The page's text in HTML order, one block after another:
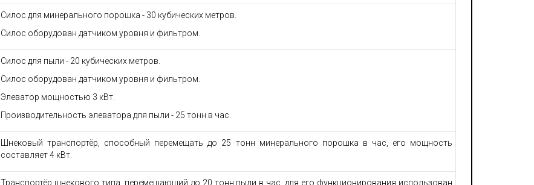
Силос для минерального порошка - 30 кубических метров.
Силос оборудован датчиком уровня и фильтром.
Силос для пыли - 20 кубических метров.
Силос оборудован датчиком уровня и фильтром.
Элеватор мощностью 3 кВт.
Производительность элеватора для пыли - 25 тонн в час.
Шнековый транспортёр, способный перемещать до 25 тонн минерального порошка в час, его мощность
составляет 4 кВт.
Транспортёр шнекового типа, перемещающий до 20 тонн пыли в час, для его функционирования использован